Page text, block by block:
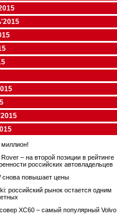
миллион!
– на второй позиции в рейтинге
российских автовладельцев
снова повышает цены
российский рынок остается одним
XC60 – самый популярный Volvo